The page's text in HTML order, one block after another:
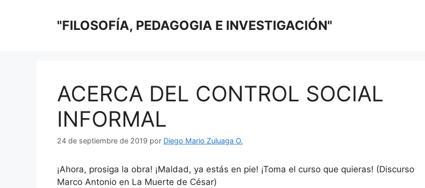
"FILOSOFÍA, PEDAGOGIA E INVESTIGACIÓN"
ACERCA DEL CONTROL SOCIAL
INFORMAL
24 de septiembre de 2019 por Diego Mario Zuluaga O.
¡Ahora, prosiga la obra! ¡Maldad, ya estás en pie! ¡Toma el curso que quieras! (Discurso
Marco Antonio en La Muerte de César)